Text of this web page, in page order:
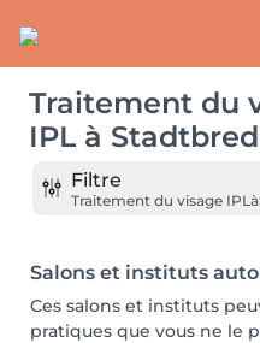
Traitement du
IPL à
Filtre
Traitement du visage IPL à
Salons et instituts
Ces salons et instituts
pratiques que vous ne le